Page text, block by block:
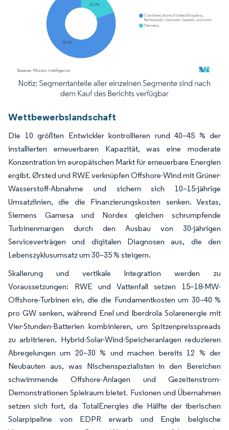
Bild © Mordor Intelligence. Wiederverwendung erfordert Namensnennung
Wettbewerbslandschaft
Die 10 größten Entwickler kontrollieren rund 40–45 % der
installierten erneuerbaren Kapazität, was eine moderate
Konzentration im europäischen Markt für erneuerbare Energien
ergibt. Ørsted und RWE verknüpfen Offshore-Wind mit Grüner-
Wasserstoff-Abnahme und sichern sich 10–15-jährige
Umsatzlinien, die die Finanzierungskosten senken. Vestas,
Siemens Gamesa und Nordex gleichen schrumpfende
Turbinenmargen durch den Ausbau von 30-jährigen
Serviceverträgen und digitalen Diagnosen aus, die den
Lebenszyklusumsatz um 30–35 % steigern.
Skalierung und vertikale Integration werden zu
Voraussetzungen: RWE und Vattenfall setzen 15–18-MW-
Offshore-Turbinen ein, die die Fundamentkosten um 30–40 %
pro GW senken, während Enel und Iberdrola Solarenergie mit
Vier-Stunden-Batterien kombinieren, um Spitzenpreisspreads
zu arbitrieren. Hybrid-Solar-Wind-Speicheranlagen reduzieren
Abregelungen um 20–30 % und machen bereits 12 % der
Neubauten aus, was Nischenspezialisten in den Bereichen
schwimmende Offshore-Anlagen und Gezeitenstrom-
Demonstrationen Spielraum bietet. Fusionen und Übernahmen
setzen sich fort, da TotalEnergies die Hälfte der iberischen
Solarpipeline von EDPR erwarb und Engie belgische